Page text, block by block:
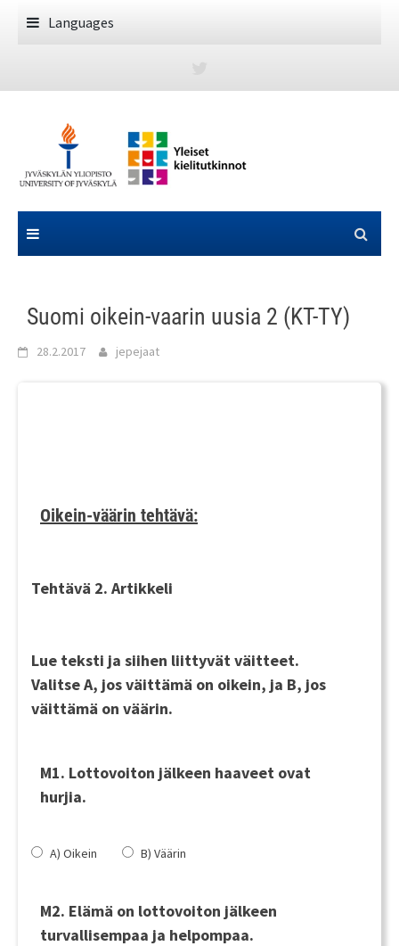
Languages
Suomi oikein-vaarin uusia 2 (KT-TY)
28.2.2017 jepejaat
Oikein-väärin tehtävä:
Tehtävä 2. Artikkeli
Lue teksti ja siihen liittyvät väitteet.
ValitseA, jos väittämä on oikein, ja B, jos
väittämä on väärin.
M1. Lottovoiton jälkeen haaveet ovat
hurjia.
A) Oikein B) Väärin
M2. Elämä on lottovoiton jälkeen
turvallisempaa ja helpompaa.